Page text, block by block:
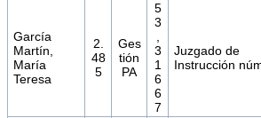
García
Martín,
María
Teresa
2.
48
5
Ges
tión
PA
5
3
,
3
1
6
6
7
Juzgado de
Instrucción